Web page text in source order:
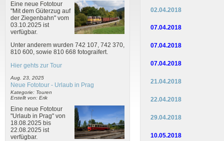
Eine neue Fototour
"Mit dem Güterzug auf
der Ziegenbahn" vom
03.10.2025 ist
verfügbar.
Unter anderem wurden 742 107, 742 370,
810 600, sowie 810 668 fotograifert.
Hier gehts zur Tour
Aug. 23, 2025
Neue Fototour - Urlaub in Prag
Kategorie: Touren
Erstellt von: Erik
Eine neue Fototour
"Urlaub in Prag" von
18.08.2025 bis
22.08.2025 ist
verfügbar.
02.04.2018
07.04.2018
07.04.2018
07.04.2018
21.04.2018
22.04.2018
29.04.2018
10.05.2018